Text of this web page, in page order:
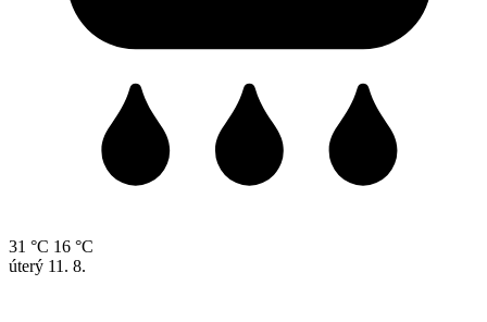
31 °C 16 °C
úterý 11. 8.